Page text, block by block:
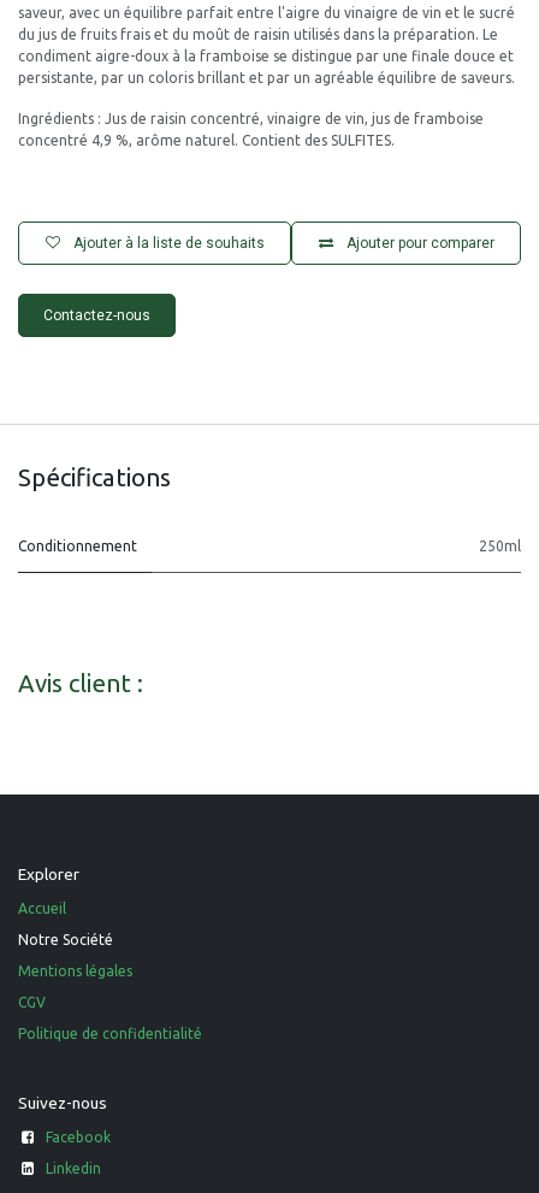
saveur, avec un équilibre parfait entre l'aigre du vinaigre de vin et le sucré
du jus de fruits frais et du moût de raisin utilisés dans la préparation. Le
condiment aigre-doux à la framboise se distingue par une finale douce et
persistante, par un coloris brillant et par un agréable équilibre de saveurs.
Ingrédients : Jus de raisin concentré, vinaigre de vin, jus de framboise
concentré 4,9 %, arôme naturel. Contient des SULFITES.
Ajouter pour comparer
Ajouter à la liste de souhaits
Contactez-nous
Spécifications
Conditionnement 250ml
Avis client :
Explorer
Accueil
Notre Société
Mentions légales
CGV
Politique de confidentialité
Suivez-nous
Facebook
Linkedin